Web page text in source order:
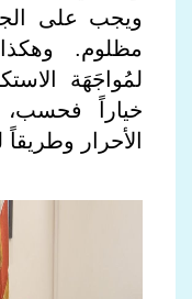
ويجب على
مظلوم.
لمُواجَهَة
خياراً
الأحرار وطريقاً